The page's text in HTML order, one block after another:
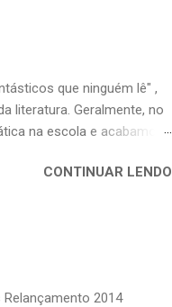
que ninguém lê" ,
literatura. Geralmente, no
na escola e acabamos
nossa maturidade, pode
autores de fora,
Dourado, Carlos
Trevisan, Fernando
CONTINUAR LENDO
2014